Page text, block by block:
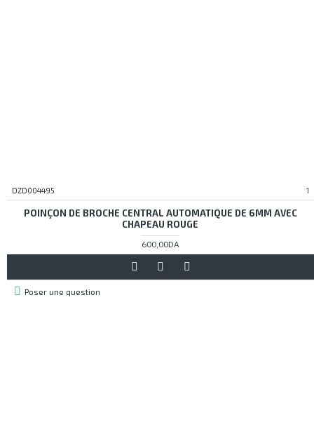
DZD004495 1
POINÇON DE BROCHE CENTRAL AUTOMATIQUE DE 6MM AVEC
CHAPEAU ROUGE
600,00DA
Poser une question